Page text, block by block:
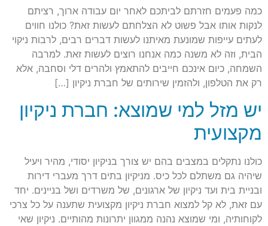
כמה פעמים חזרתם לביתכם לאחר יום עבודה ארוך, רציתם
לנקות אותו אבל פשוט לא הצלחתם לעשות זאת? כולנו חווים
לעתים עייפות שמונעת מאיתנו לעשות דברים רבים, לרבות ניקוי
הבית, וזה לא משנה כמה אנחנו רוצים לעשות זאת. למרבה
השמחה, כיום אינכם חייבים להתאמץ ולהרים דלי וסחבה, אלא
רק את הטלפון, ולהזמין שירותים של חברת ניקיון […]
יש מזל למי שמוצא: חברת ניקיון
מקצועית
כולנו נתקלים במצבים בהם יש צורך בניקיון יסודי, מהיר ויעיל
שיהיה גם משתלם לכל כיס. מניקיון בתים דרך מעברי דירות
ובניית בית ועד ניקיון של ארגונים, של משרדים ושל בניינים. יחד
עם זאת, לא קל למצוא חברת ניקיון מקצועית שתענה על כל צרכי
לקוחותיה, ומי שמוצא נהנה ממגוון יתרונות מהותיים. ניקיון שאי